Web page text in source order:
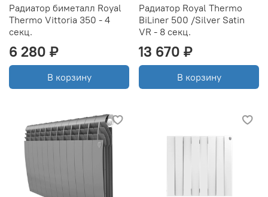
Радиатор биметалл Royal
Thermo Vittoria 350 - 4
секц.
6 280 ₽
В корзину
Радиатор Royal Thermo
BiLiner 500 /Silver Satin
VR - 8 секц.
13 670 ₽
В корзину